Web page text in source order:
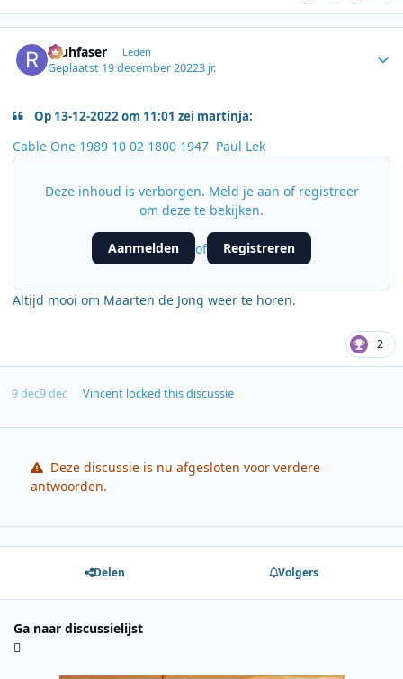
rauhfaser Leden
Geplaatst 19 december 20223 jr.
Op 13-12-2022 om 11:01 zei martinja:
Cable One 1989 10 02 1800 1947 Paul Lek
Deze inhoud is verborgen. Meld je aan of registreer
om deze te bekijken.
Aanmelden of Registreren
Altijd mooi om Maarten de Jong weer te horen.
2
9 dec9 dec Vincentlocked this discussie
Deze discussie is nu afgesloten voor verdere
antwoorden.
Delen Volgers
Ga naar discussielijst